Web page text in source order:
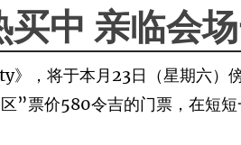
中 亲临会
，将于本月23日（星期六）
”票价580令吉的门票，在短